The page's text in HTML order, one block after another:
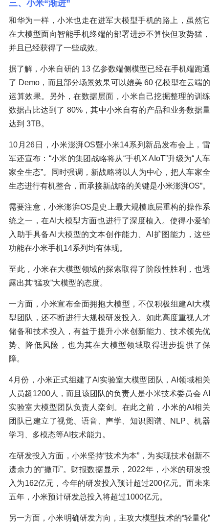
三、小米“渐进”
和华为一样，小米也走在进军大模型手机的路上，虽然它
在大模型面向智能手机终端的部署进步不算快但攻势猛，
并且已经获得了一些成效。
据了解，小米自研的 13 亿参数端侧模型已经在手机端跑通
了 Demo，而且部分场景效果可以媲美 60 亿模型在云端的
运算效果。另外，在数据层面，小米自己挖掘整理的训练
数据占比达到了 80%，其中小米自有的产品和业务数据量
达到 3TB。
10月26日，小米澎湃OS暨小米14系列新品发布会上，雷
军还宣布：“小米的集团战略将从“手机X AIoT”升级为“人车
家全生态”。同时强调，新战略将以人为中心，把人车家全
生态进行有机整合，而承接新战略的关键是小米澎湃OS”。
需要注意，小米澎湃OS是史上最大规模底层重构的操作系
统之一，在AI大模型方面也进行了深度植入。使得小爱输
入助手具备AI大模型的文本创作能力、AI扩图能力，这些
功能在小米手机14系列均有体现。
至此，小米在大模型领域的探索取得了阶段性胜利，也透
露出其“猛攻”大模型的态度。
一方面，小米宣布全面拥抱大模型，不仅积极组建AI大模
型团队，还不断进行大规模研发投入。如此高度重视人才
储备和技术投入，有益于提升小米创新能力、技术领先优
势、降低风险，也为其在大模型领域取得进步提供了保
障。
4月份，小米正式组建了AI实验室大模型团队，AI领域相关
人员超1200人，而且该团队的负责人是小米技术委员会 AI
实验室大模型团队负责人栾剑。在此之前，小米的AI相关
团队已建立了视觉、语音、声学、知识图谱、NLP、机器
学习、多模态等AI技术能力。
在研发投入方面，小米坚持“技术为本”，为实现技术创新不
遗余力的“撒币”。财报数据显示，2022年，小米的研发投
入为162亿元，今年的研发投入预计超过200亿元。而未来
五年，小米预计研发总投入将超过1000亿元。
另一方面，小米明确研发方向，主攻大模型技术的“轻量化”